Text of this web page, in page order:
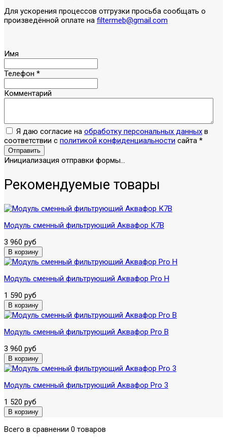
Для ускорения процессов отгрузки просьба сообщать о
произведённой оплате на filtermeb@gmail.com
Имя
Телефон *
Комментарий
Я даю согласие на обработку персональных данных в
соответствии с политикой конфиденциальности сайта *
Отправить
Инициализация отправки формы...
Рекомендуемые товары
Модуль сменный фильтрующий Аквафор К7В
3 960 руб
Модуль сменный фильтрующий Аквафор Pro H
1 590 руб
Модуль сменный фильтрующий Аквафор Pro B
3 960 руб
Модуль сменный фильтрующий Аквафор Pro 3
1 520 руб
Всего в сравнении 0 товаров